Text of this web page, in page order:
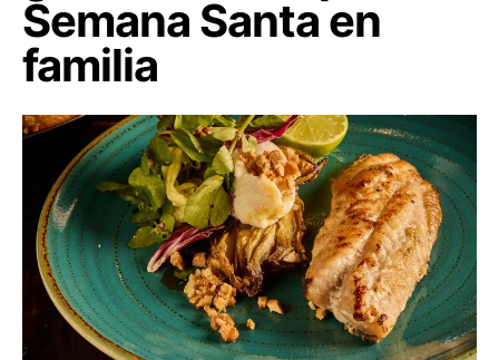
Semana Santa en
familia